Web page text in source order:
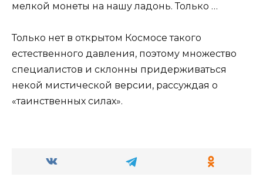
мелкой монеты на нашу ладонь. Только …
Только нет в открытом Космосе такого
естественного давления, поэтому множество
специалистов и склонны придерживаться
некой мистической версии, рассуждая о
«таинственных силах».